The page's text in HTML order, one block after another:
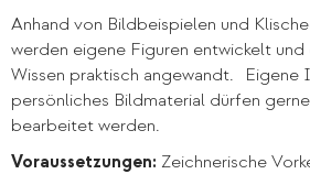
Anhand von Bildbeispielen und
werden eigene Figuren entwickelt
Wissen praktisch angewandt. Eigene
persönliches Bildmaterial dürfen
bearbeitet werden.
Voraussetzungen: Zeichnerische